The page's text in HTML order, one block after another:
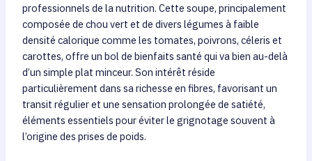
professionnels de la nutrition. Cette soupe, principalement
composée de chou vert et de divers légumes à faible
densité calorique comme les tomates, poivrons, céleris et
carottes, offre un bol de bienfaits santé qui va bien au-delà
d’un simple plat minceur. Son intérêt réside
particulièrement dans sa richesse en fibres, favorisant un
transit régulier et une sensation prolongée de satiété,
éléments essentiels pour éviter le grignotage souvent à
l’origine des prises de poids.